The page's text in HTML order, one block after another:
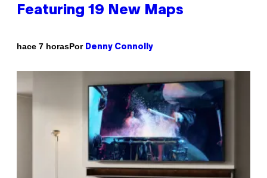
Featuring 19 New Maps
hace 7 horasPor Denny Connolly